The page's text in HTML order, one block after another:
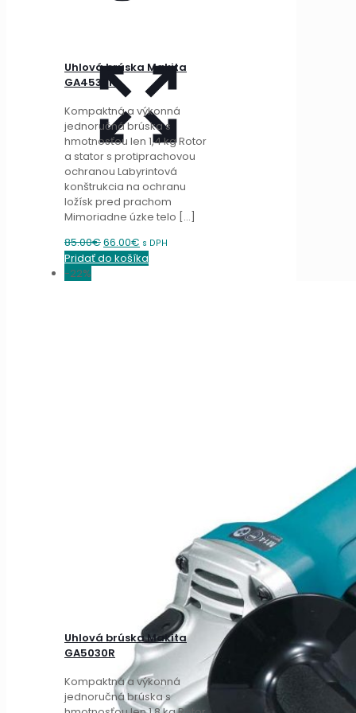
Uhlová brúska Makita
GA4530R
Kompaktná a výkonná
jednoručná brúska s
hmotnosťou len 1,4 kg Rotor
a stator s protiprachovou
ochranou Labyrintová
konštrukcia na ochranu
ložísk pred prachom
Mimoriadne úzke telo […]
85.00€Original
price
66.00€ Current
price
s DPH
Pridať do košíka
-22%
Uhlová brúska Makita
GA5030R
Kompaktná a výkonná
jednoručná brúska s